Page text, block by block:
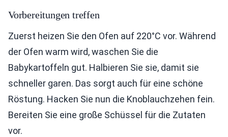
Vorbereitungen treffen
Zuerst heizen Sie den Ofen auf 220°C vor. Während
der Ofen warm wird, waschen Sie die
Babykartoffeln gut. Halbieren Sie sie, damit sie
schneller garen. Das sorgt auch für eine schöne
Röstung. Hacken Sie nun die Knoblauchzehen fein.
Bereiten Sie eine große Schüssel für die Zutaten
vor.